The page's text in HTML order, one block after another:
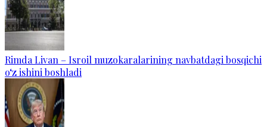
Rimda Livan – Isroil muzokaralarining navbatdagi bosqichi
o‘z ishini boshladi